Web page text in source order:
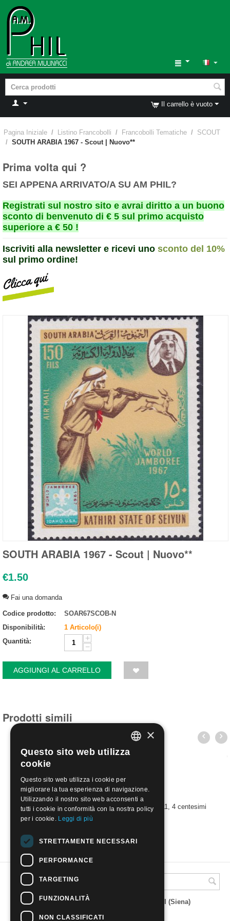
Il carrello è vuoto
Pagina Iniziale / Listino Francobolli / Francobolli Tematiche / SCOUT
/ SOUTH ARABIA 1967 - Scout | Nuovo**
Prima volta qui ?
SEI APPENA ARRIVATO/A SU AM PHIL?
Registrati sul nostro sito e avrai diritto a un buono
sconto di benvenuto di € 5 sul primo acquisto
superiore a € 50 !
Iscriviti alla newsletter e ricevi uno sconto del 10%
sul primo ordine!
SOUTH ARABIA 1967 - Scout | Nuovo**
€1.50
Fai una domanda
Codice prodotto:
SOAR67SCOB-N
Disponibilità:
1 Articolo(i)
Quantità:
+
−
AGGIUNGI AL CARRELLO
Prodotti simili
USA 1960 - Cinquantenario dei Boy Scout. D. 11, 4 centesimi
A.M.Phil di Andrea Mulinacci
P.za V. Emanuele 23 - 53019 VAGLIAGLI (Siena)
CCIAA di Siena REA SI 93025
ITALIAN
×
Questo sito web utilizza
cookie
Questo sito web utilizza i cookie per
migliorare la tua esperienza di navigazione.
Utilizzando il nostro sito web acconsenti a
tutti i cookie in conformità con la nostra policy
per i cookie. Leggi di più
STRETTAMENTE NECESSARI
PERFORMANCE
TARGETING
FUNZIONALITÀ
NON CLASSIFICATI